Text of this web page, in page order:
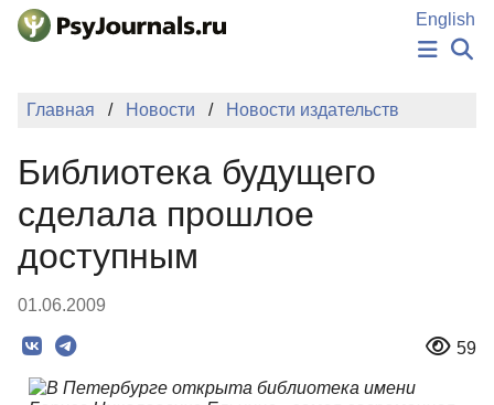
Перейти к основному содержанию
English
НОВОСТИ
ПОДАТЬ РУКОПИСЬ
КЛЮЧЕВЫЕ СЛОВА
Регистрация
Главная Новости Новости издательств
Библиотека будущего
сделала прошлое
доступным
01.06.2009
59